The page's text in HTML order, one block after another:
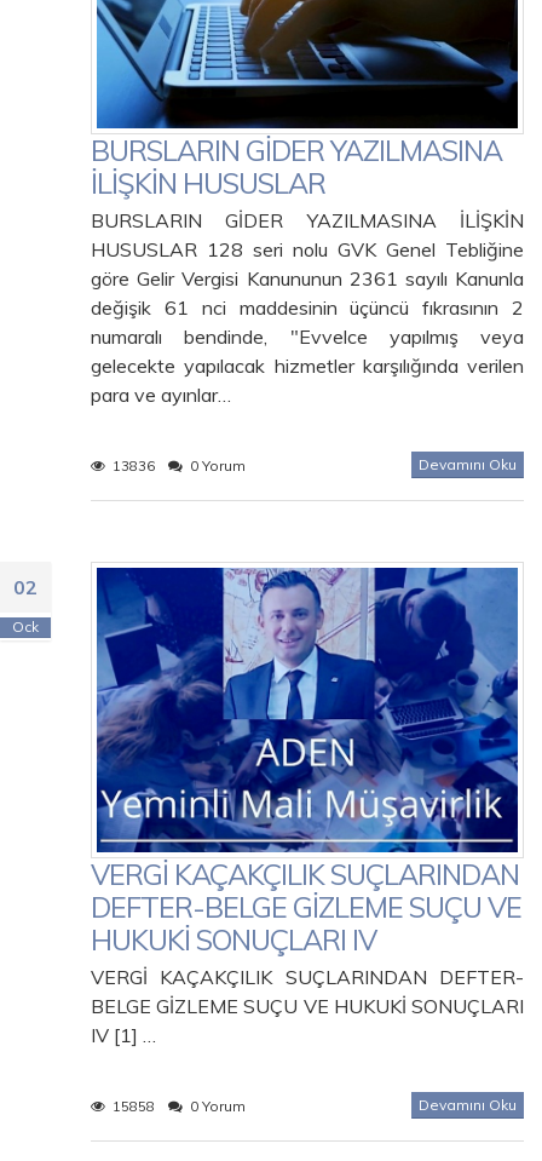
BURSLARIN GİDER YAZILMASINA
İLİŞKİN HUSUSLAR
BURSLARIN GİDER YAZILMASINA İLİŞKİN
HUSUSLAR 128 seri nolu GVK Genel Tebliğine
göre Gelir Vergisi Kanununun 2361 sayılı Kanunla
değişik 61 nci maddesinin üçüncü fıkrasının 2
numaralı bendinde, "Evvelce yapılmış veya
gelecekte yapılacak hizmetler karşılığında verilen
para ve ayınlar…
13836 0 Yorum Devamını Oku
02
Ock
VERGİ KAÇAKÇILIK SUÇLARINDAN
DEFTER-BELGE GİZLEME SUÇU VE
HUKUKİ SONUÇLARI IV
VERGİ KAÇAKÇILIK SUÇLARINDAN DEFTER-
BELGE GİZLEME SUÇU VE HUKUKİ SONUÇLARI
IV [1] …
15858 0 Yorum Devamını Oku